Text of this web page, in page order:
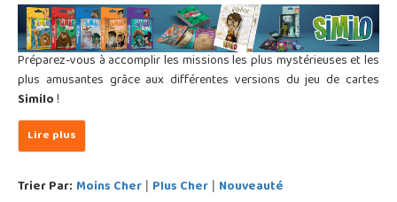
Préparez-vous à accomplir les missions les plus mystérieuses et les
plus amusantes grâce aux différentes versions du jeu de cartes
Similo!
Trier Par: Moins Cher | Plus Cher | Nouveauté